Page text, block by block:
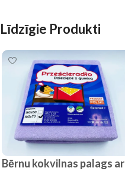
Līdzīgie Produkti
Bērnu kokvilnas palags ar